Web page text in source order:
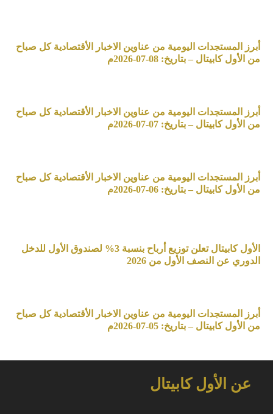
أبرز المستجدات اليومية من عناوين الاخبار الأقتصادية كل صباح
من الأول كابيتال – بتاريخ: 08-07-2026م
أبرز المستجدات اليومية من عناوين الاخبار الأقتصادية كل صباح
من الأول كابيتال – بتاريخ: 07-07-2026م
أبرز المستجدات اليومية من عناوين الاخبار الأقتصادية كل صباح
من الأول كابيتال – بتاريخ: 06-07-2026م
الأول كابيتال تعلن توزيع أرباح بنسبة 3% لصندوق الأول للدخل
الدوري عن النصف الأول من 2026
أبرز المستجدات اليومية من عناوين الاخبار الأقتصادية كل صباح
من الأول كابيتال – بتاريخ: 05-07-2026م
عن الأول كابيتال